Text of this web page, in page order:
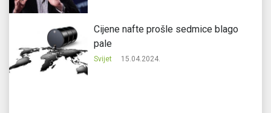
Cijene nafte prošle sedmice blago
pale
Svijet 15.04.2024.